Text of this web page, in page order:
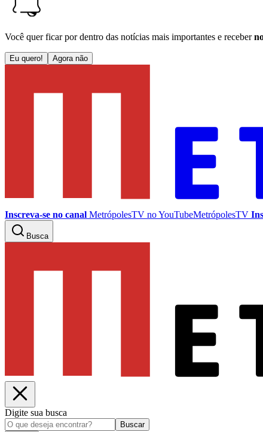
Você quer ficar por dentro das notícias mais importantes e receber
Eu quero! Agora não
Inscreva-se no canal MetrópolesTV noYouTubeMetrópolesTV
Busca
Digite sua busca
Buscar